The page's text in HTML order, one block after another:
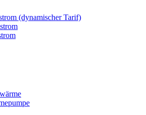
(dynamischer Tarif)